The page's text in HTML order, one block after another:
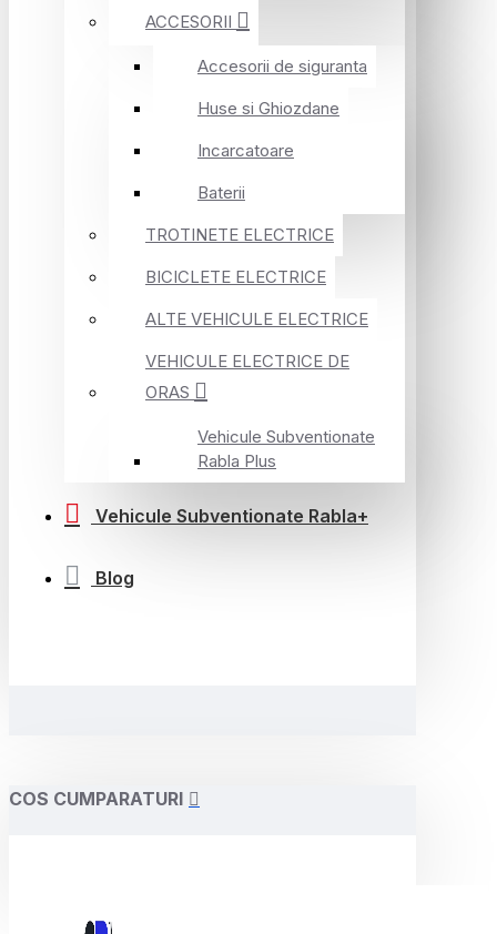
ACCESORII
Accesorii de siguranta
Huse si Ghiozdane
Incarcatoare
Baterii
TROTINETE ELECTRICE
BICICLETE ELECTRICE
ALTE VEHICULE ELECTRICE
VEHICULE ELECTRICE DE
ORAS
Vehicule Subventionate
Rabla Plus
Vehicule Subventionate Rabla+
Blog
COS CUMPARATURI